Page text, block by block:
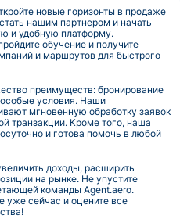
новые горизонты в продаже
нашим партнером и начать
и удобную платформу.
обучение и получите
и маршрутов для быстрого
преимуществ: бронирование
условия. Наши
мгновенную обработку заявок
транзакции. Кроме того, наша
и готова помочь в любой
доходы, расширить
на рынке. Не упустите
команды Agent.aero.
уже сейчас и оцените все